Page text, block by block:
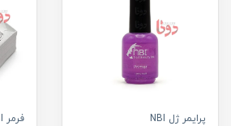
پرايمر ژل NBI